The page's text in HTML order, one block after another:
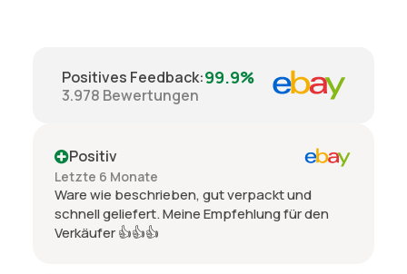
Positives Feedback:99.9%
3.978 Bewertungen
Positiv
Letzte 6 Monate
Ware wie beschrieben, gut verpackt und
schnell geliefert. Meine Empfehlung für den
Verkäufer 👍👍👍